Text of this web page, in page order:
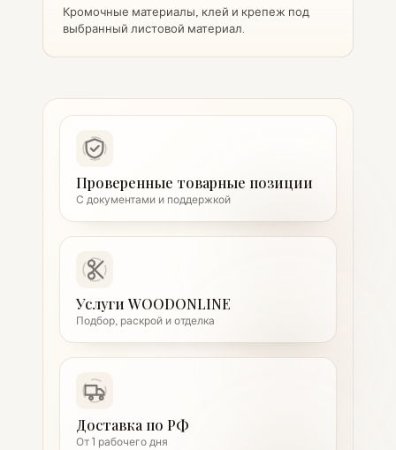
Кромочные материалы, клей и крепеж под
выбранный листовой материал.
Проверенные товарные позиции
С документами и поддержкой
Услуги WOODONLINE
Подбор, раскрой и отделка
Доставка по РФ
От 1 рабочего дня